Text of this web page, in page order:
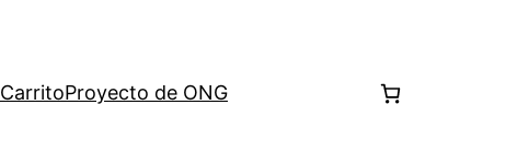
CarritoProyecto de ONG